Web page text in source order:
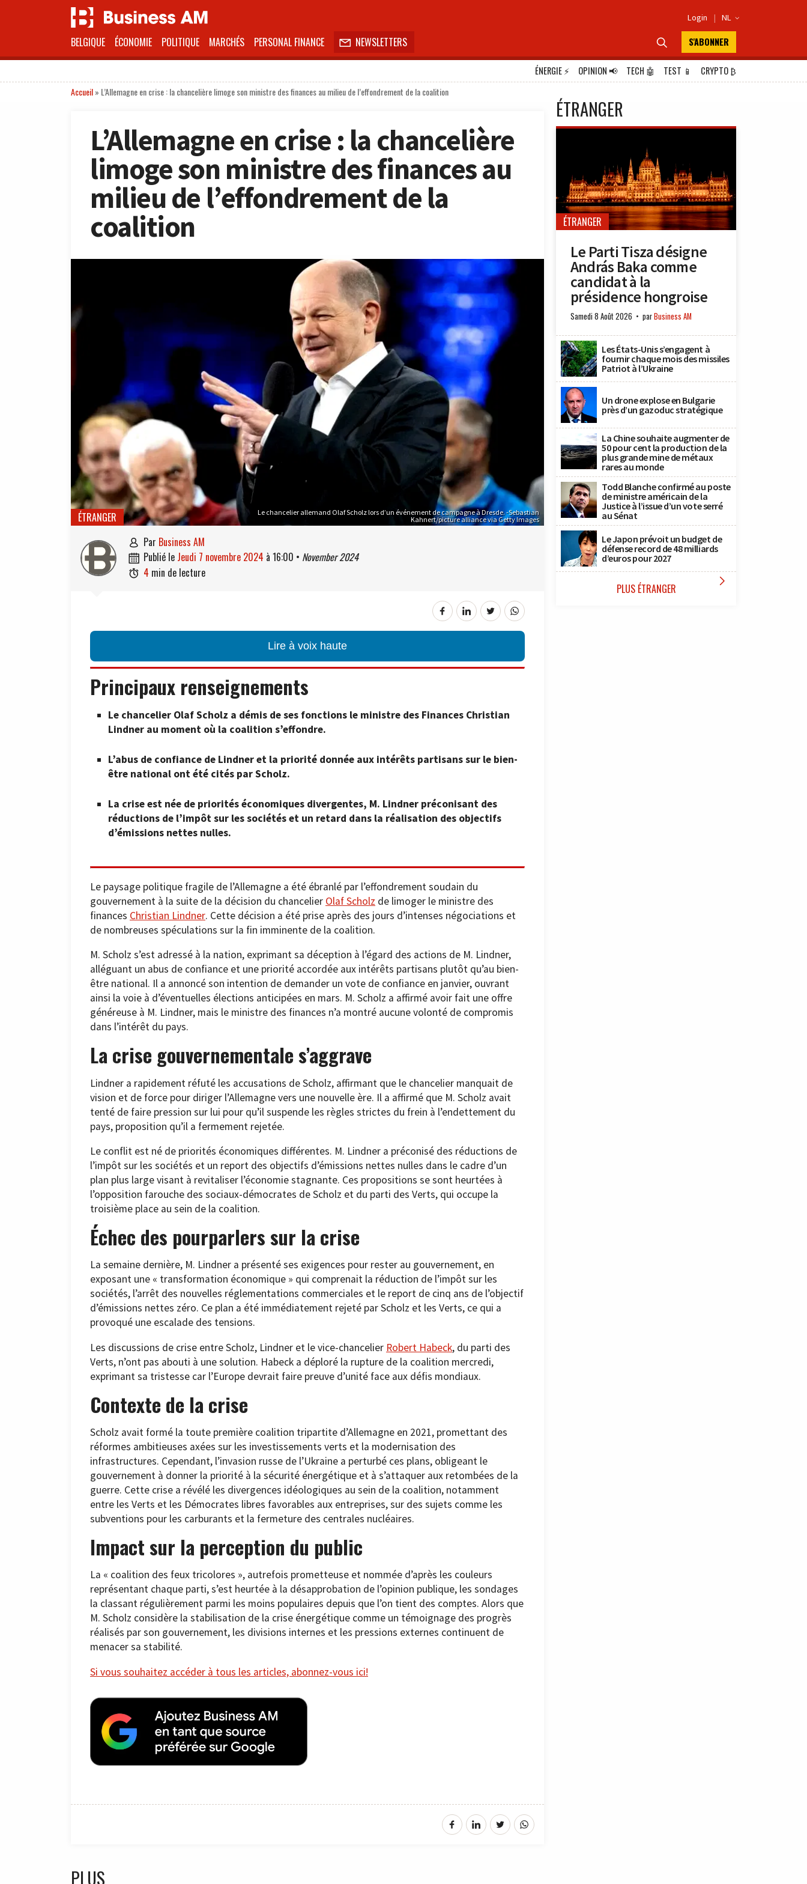
Login | NL 
BELGIQUE ÉCONOMIE POLITIQUE MARCHÉS PERSONAL FINANCE  NEWSLETTERS  S'ABONNER
ÉNERGIE⚡ OPINION📢 TECH 🤖 TEST 📱 CRYPTO₿
Accueil» L’Allemagne en crise : la chancelière limoge son ministre des finances au milieu de l’effondrement de la coalition
L’Allemagne en crise : la chancelière
limoge son ministre des finances au
milieu de l’effondrement de la
coalition
Le chancelier allemand Olaf Scholz lors d’un événement de campagne à Dresde. -Sebastian
Kahnert/picture alliance via Getty Images
ÉTRANGER
 par Business AM
 publié le jeudi 7 novembre 2024 à 16:00 • November 2024
 4 min de lecture
Lire à voix haute
Principaux renseignements
Le chancelier Olaf Scholz a démis de ses fonctions le ministre des Finances Christian
Lindner au moment où la coalition s’effondre.
L’abus de confiance de Lindner et la priorité donnée aux intérêts partisans sur le bien-
être national ont été cités par Scholz.
La crise est née de priorités économiques divergentes, M. Lindner préconisant des
réductions de l’impôt sur les sociétés et un retard dans la réalisation des objectifs
d’émissions nettes nulles.
Le paysage politique fragile de l’Allemagne a été ébranlé par l’effondrement soudain du
gouvernement à la suite de la décision du chancelier Olaf Scholz de limoger le ministre des
finances Christian Lindner. Cette décision a été prise après des jours d’intenses négociations et
de nombreuses spéculations sur la fin imminente de la coalition.
M. Scholz s’est adressé à la nation, exprimant sa déception à l’égard des actions de M. Lindner,
alléguant un abus de confiance et une priorité accordée aux intérêts partisans plutôt qu’au bien-
être national. Il a annoncé son intention de demander un vote de confiance en janvier, ouvrant
ainsi la voie à d’éventuelles élections anticipées en mars. M. Scholz a affirmé avoir fait une offre
généreuse à M. Lindner, mais le ministre des finances n’a montré aucune volonté de compromis
dans l’intérêt du pays.
La crise gouvernementale s’aggrave
Lindner a rapidement réfuté les accusations de Scholz, affirmant que le chancelier manquait de
vision et de force pour diriger l’Allemagne vers une nouvelle ère. Il a affirmé que M. Scholz avait
tenté de faire pression sur lui pour qu’il suspende les règles strictes du frein à l’endettement du
pays, proposition qu’il a fermement rejetée.
Le conflit est né de priorités économiques différentes. M. Lindner a préconisé des réductions de
l’impôt sur les sociétés et un report des objectifs d’émissions nettes nulles dans le cadre d’un
plan plus large visant à revitaliser l’économie stagnante. Ces propositions se sont heurtées à
l’opposition farouche des sociaux-démocrates de Scholz et du parti des Verts, qui occupe la
troisième place au sein de la coalition.
Échec des pourparlers sur la crise
La semaine dernière, M. Lindner a présenté ses exigences pour rester au gouvernement, en
exposant une « transformation économique » qui comprenait la réduction de l’impôt sur les
sociétés, l’arrêt des nouvelles réglementations commerciales et le report de cinq ans de l’objectif
d’émissions nettes zéro. Ce plan a été immédiatement rejeté par Scholz et les Verts, ce qui a
provoqué une escalade des tensions.
Les discussions de crise entre Scholz, Lindner et le vice-chancelier Robert Habeck, du parti des
Verts, n’ont pas abouti à une solution. Habeck a déploré la rupture de la coalition mercredi,
exprimant sa tristesse car l’Europe devrait faire preuve d’unité face aux défis mondiaux.
Contexte de la crise
Scholz avait formé la toute première coalition tripartite d’Allemagne en 2021, promettant des
réformes ambitieuses axées sur les investissements verts et la modernisation des
infrastructures. Cependant, l’invasion russe de l’Ukraine a perturbé ces plans, obligeant le
gouvernement à donner la priorité à la sécurité énergétique et à s’attaquer aux retombées de la
guerre. Cette crise a révélé les divergences idéologiques au sein de la coalition, notamment
entre les Verts et les Démocrates libres favorables aux entreprises, sur des sujets comme les
subventions pour les carburants et la fermeture des centrales nucléaires.
Impact sur la perception du public
La « coalition des feux tricolores », autrefois prometteuse et nommée d’après les couleurs
représentant chaque parti, s’est heurtée à la désapprobation de l’opinion publique, les sondages
la classant régulièrement parmi les moins populaires depuis que l’on tient des comptes. Alors que
M. Scholz considère la stabilisation de la crise énergétique comme un témoignage des progrès
réalisés par son gouvernement, les divisions internes et les pressions externes continuent de
menacer sa stabilité.
Si vous souhaitez accéder à tous les articles, abonnez-vous ici!
PLUS
ÉTRANGER
ÉTRANGER
Le Parti Tisza désigne
András Baka comme
candidat à la
présidence hongroise
Samedi 8 Août 2026 parBusiness AM
Les États-Unis s’engagent à
fournir chaque mois des missiles
Patriot à l’Ukraine
Un drone explose en Bulgarie
près d’un gazoduc stratégique
La Chine souhaite augmenter de
50 pour cent la production de la
plus grande mine de métaux
rares au monde
Todd Blanche confirmé au poste
de ministre américain de la
Justice à l’issue d’un vote serré
au Sénat
Le Japon prévoit un budget de
défense record de 48 milliards
d’euros pour 2027
PLUS ÉTRANGER 